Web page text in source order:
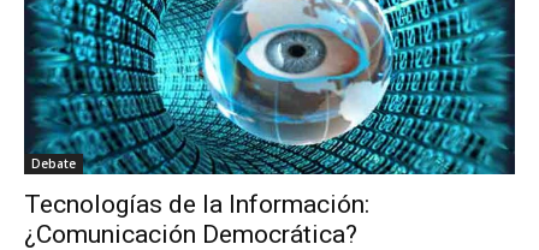
Debate
Tecnologías de la Información:
¿Comunicación Democrática?